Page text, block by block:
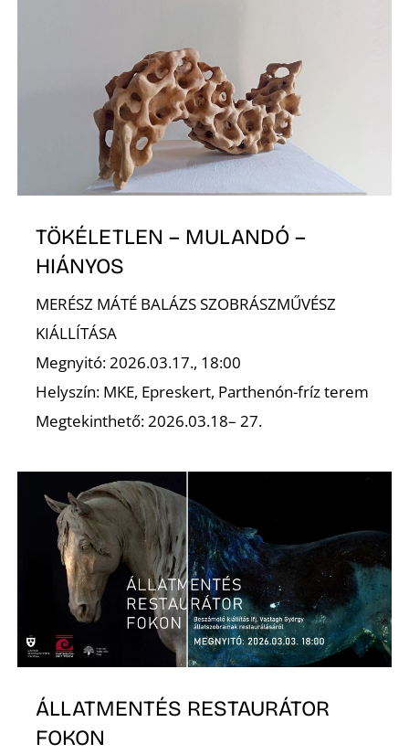
TÖKÉLETLEN – MULANDÓ –
HIÁNYOS
MERÉSZ MÁTÉ BALÁZS SZOBRÁSZMŰVÉSZ
KIÁLLÍTÁSA
Megnyitó: 2026.03.17., 18:00
Helyszín: MKE, Epreskert, Parthenón-fríz terem
Megtekinthető: 2026.03.18– 27.
ÁLLATMENTÉS RESTAURÁTOR
FOKON